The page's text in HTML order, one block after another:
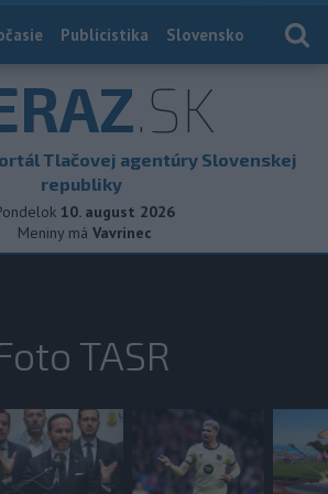
Publicistika Slovensko
.SK
Tlačovej agentúry Slovenskej
republiky
10. august 2026
Meniny má Vavrinec
TASR